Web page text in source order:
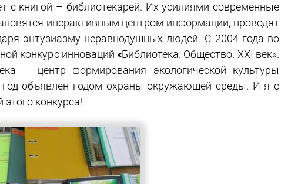
с книгой – библиотекарей. Их усилиями современные
инерактивным центром информации, проводят
энтузиазму неравнодушных людей. С 2004 года во
конкурс инноваций «Библиотека. Общество. XXI век».
— центр формирования экологической культуры
год объявлен годом охраны окружающей среды. И я с
конкурса!